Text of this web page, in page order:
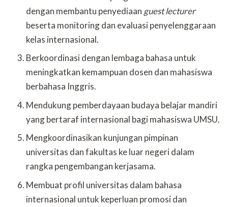
dengan membantu penyediaan guest lecturer
beserta monitoring dan evaluasi penyelenggaraan
kelas internasional.
Berkoordinasi dengan lembaga bahasa untuk
meningkatkan kemampuan dosen dan mahasiswa
berbahasa Inggris.
Mendukung pemberdayaan budaya belajar mandiri
yang bertaraf internasional bagi mahasiswa UMSU.
Mengkoordinasikan kunjungan pimpinan
universitas dan fakultas ke luar negeri dalam
rangka pengembangan kerjasama.
Membuat profil universitas dalam bahasa
internasional untuk keperluan promosi dan